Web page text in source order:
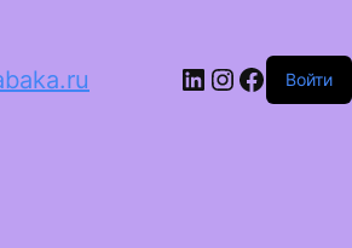
LinkedIn
Instagram
Войти